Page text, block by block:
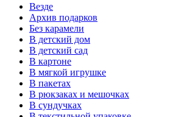
Везде
Архив подарков
Без карамели
В детский дом
В детский сад
В картоне
В мягкой игрушке
В пакетах
В рюкзаках и мешочках
В сундучках